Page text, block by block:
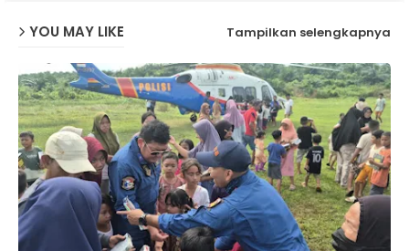
YOU MAY LIKE Tampilkan selengkapnya